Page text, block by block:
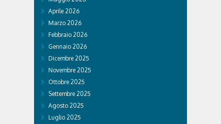
Aprile 2026
Marzo 2026
Febbraio 2026
Gennaio 2026
Dicembre 2025
Novembre 2025
Ottobre 2025
Settembre 2025
Agosto 2025
Luglio 2025